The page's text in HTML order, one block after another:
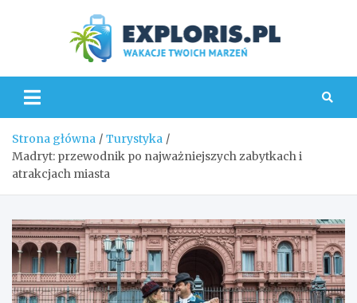
Strona główna
Turystyka
Madryt: przewodnik po najważniejszych zabytkach i
atrakcjach miasta